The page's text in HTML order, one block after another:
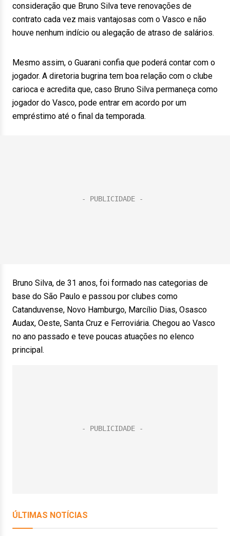
consideração que Bruno Silva teve renovações de
contrato cada vez mais vantajosas com o Vasco e não
houve nenhum indício ou alegação de atraso de salários.
Mesmo assim, o Guarani confia que poderá contar com o
jogador. A diretoria bugrina tem boa relação com o clube
carioca e acredita que, caso Bruno Silva permaneça como
jogador do Vasco, pode entrar em acordo por um
empréstimo até o final da temporada.
Bruno Silva, de 31 anos, foi formado nas categorias de
base do São Paulo e passou por clubes como
Catanduvense, Novo Hamburgo, Marcílio Dias, Osasco
Audax, Oeste, Santa Cruz e Ferroviária. Chegou ao Vasco
no ano passado e teve poucas atuações no elenco
principal.